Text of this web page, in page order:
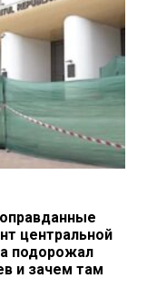
центральной
подорожал
и зачем там